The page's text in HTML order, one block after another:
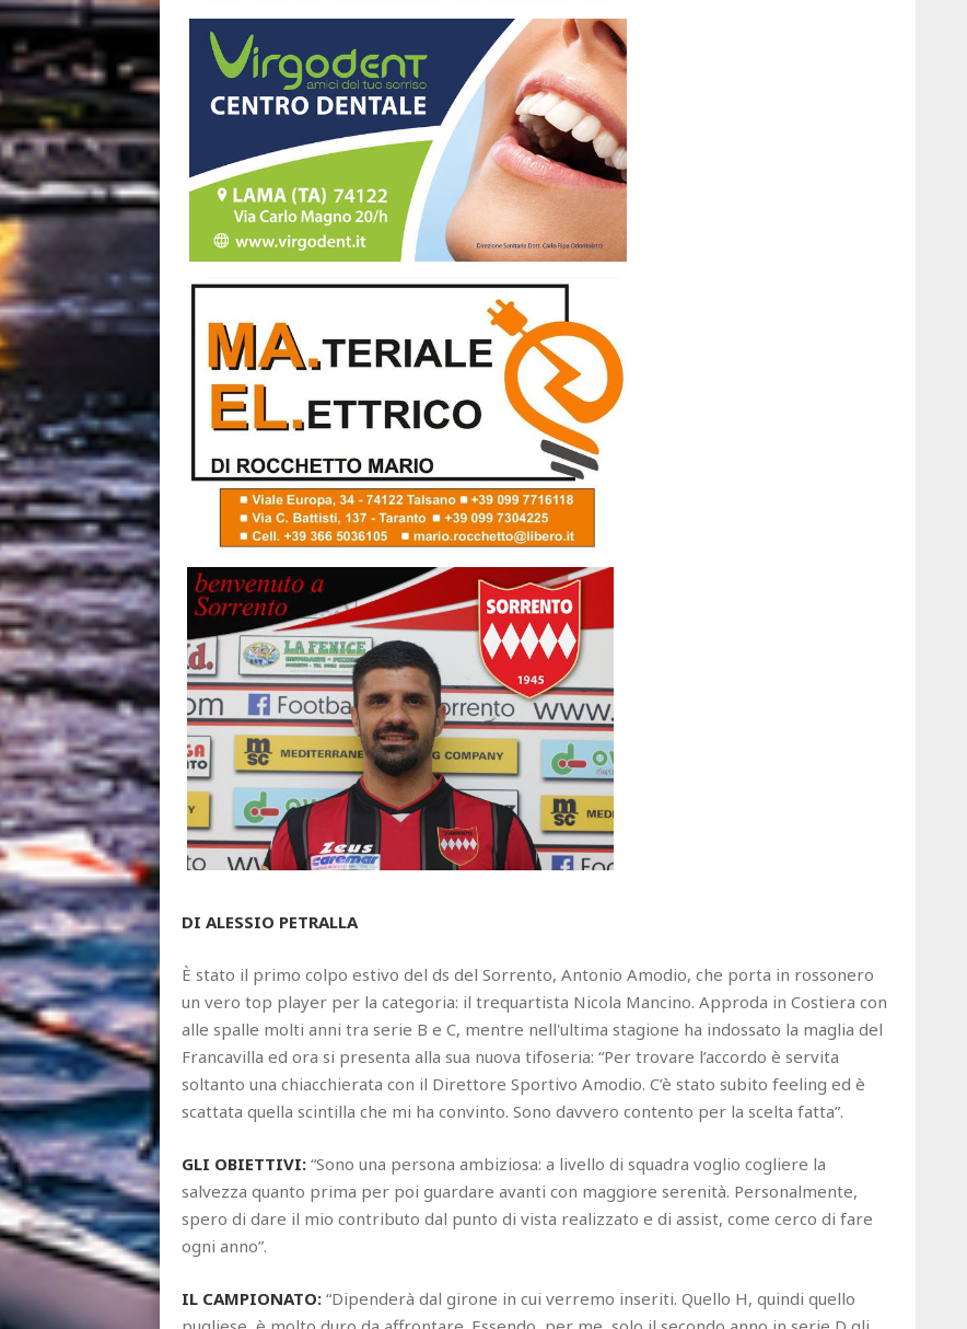
DI ALESSIO PETRALLA
È stato il primo colpo estivo del ds del Sorrento, Antonio Amodio, che porta in rossonero
un vero top player per la categoria: il trequartista Nicola Mancino. Approda in Costiera con
alle spalle molti anni tra serie B e C, mentre nell'ultima stagione ha indossato la maglia del
Francavilla ed ora si presenta alla sua nuova tifoseria: “Per trovare l’accordo è servita
soltanto una chiacchierata con il Direttore Sportivo Amodio. C’è stato subito feeling ed è
scattata quella scintilla che mi ha convinto. Sono davvero contento per la scelta fatta”.
GLI OBIETTIVI: “Sono una persona ambiziosa: a livello di squadra voglio cogliere la
salvezza quanto prima per poi guardare avanti con maggiore serenità. Personalmente,
spero di dare il mio contributo dal punto di vista realizzato e di assist, come cerco di fare
ogni anno”.
IL CAMPIONATO: “Dipenderà dal girone in cui verremo inseriti. Quello H, quindi quello